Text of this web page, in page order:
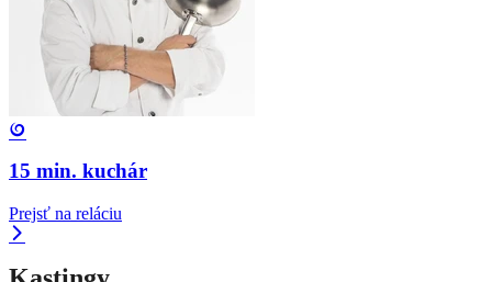
15 min. kuchár
Prejsť na reláciu